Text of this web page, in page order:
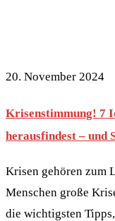
20. November 2024
Krisenstimmung! 7
herausfindest – und
Krisen gehören zum
Menschen große
die wichtigsten